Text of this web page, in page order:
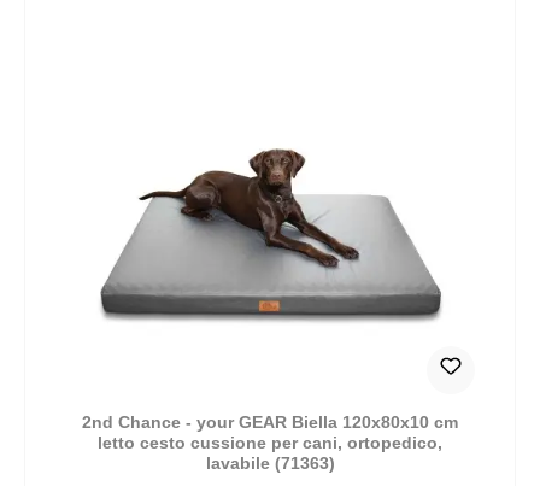
2nd Chance - your GEAR Biella 120x80x10 cm
letto cesto cussione per cani, ortopedico,
lavabile (71363)